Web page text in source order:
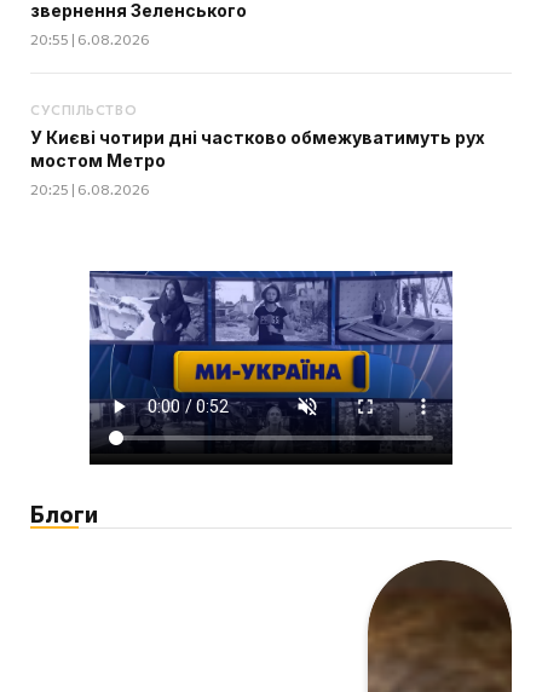
звернення Зеленського
20:55 | 6.08.2026
СУСПІЛЬСТВО
У Києві чотири дні частково обмежуватимуть рух
мостом Метро
20:25 | 6.08.2026
Блоги